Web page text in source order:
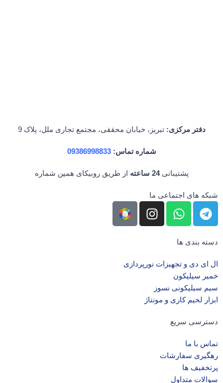
دفتر مرکزی: تبریز، خیابان محققی، مجتمع تجاری ملل، پلاک 9
شماره تماس:09386998833
پشتیبانی24 ساعته از طریق روبیکای همین شماره
شبکه های اجتماعی ما
دسته بندی ها
ال‌ ای‌ دی و تجهیزات نورپردازی
خمیر سیلیکون
سیم سیلیکونی نسوز
ابزار لحیم کاری و مونتاژ
دسترسی سریع
تماس با ما
رهگیری سفارشات
پرتخفیف ها
سوالات متداول